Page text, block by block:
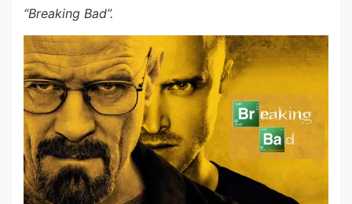
“Breaking Bad”.